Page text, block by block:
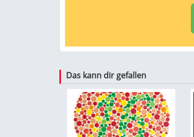
Das kann dir gefallen